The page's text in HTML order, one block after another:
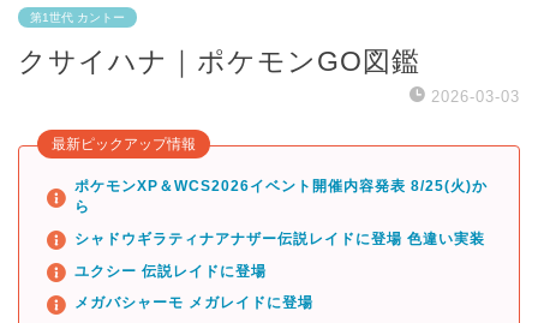
第1世代 カントー
クサイハナ｜ポケモンGO図鑑
2026-03-03
最新ピックアップ情報
ポケモンXP＆WCS2026イベント開催内容発表 8/25(火)か
ら
シャドウギラティナアナザー伝説レイドに登場 色違い実装
ユクシー 伝説レイドに登場
メガバシャーモ メガレイドに登場